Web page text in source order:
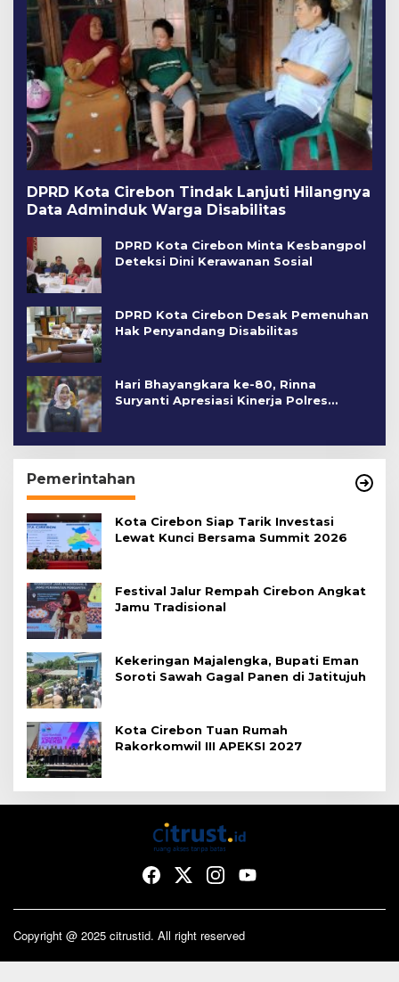
DPRD Kota Cirebon Tindak Lanjuti Hilangnya
Data Adminduk Warga Disabilitas
DPRD Kota Cirebon Minta Kesbangpol
Deteksi Dini Kerawanan Sosial
DPRD Kota Cirebon Desak Pemenuhan
Hak Penyandang Disabilitas
Hari Bhayangkara ke-80, Rinna
Suryanti Apresiasi Kinerja Polres
Pemerintahan
Kota Cirebon Siap Tarik Investasi
Lewat Kunci Bersama Summit 2026
Festival Jalur Rempah Cirebon Angkat
Jamu Tradisional
Kekeringan Majalengka, Bupati Eman
Soroti Sawah Gagal Panen di Jatitujuh
Kota Cirebon Tuan Rumah
Rakorkomwil III APEKSI 2027
Copyright @ 2025 citrustid. All right reserved